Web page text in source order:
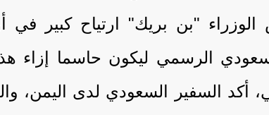
"بن بريك" ارتياح كبير
الرسمي ليكون حاسما إزاء
أكد السفير السعودي لدى اليمن،